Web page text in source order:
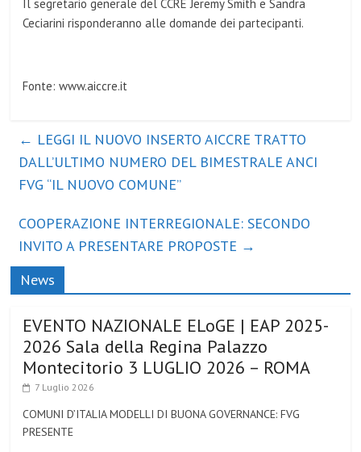
Il segretario generale del CCRE Jeremy Smith e Sandra
Ceciarini risponderanno alle domande dei partecipanti.
Fonte: www.aiccre.it
← LEGGI IL NUOVO INSERTO AICCRE TRATTO
DALL’ULTIMO NUMERO DEL BIMESTRALE ANCI
FVG “IL NUOVO COMUNE”
COOPERAZIONE INTERREGIONALE: SECONDO
INVITO A PRESENTARE PROPOSTE →
News
EVENTO NAZIONALE ELoGE | EAP 2025-
2026 Sala della Regina Palazzo
Montecitorio 3 LUGLIO 2026 – ROMA
7 Luglio 2026
COMUNI D’ITALIA MODELLI DI BUONA GOVERNANCE: FVG
PRESENTE